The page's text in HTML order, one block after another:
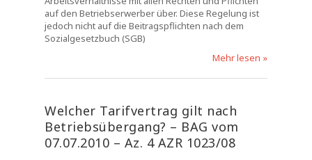
auf den Betriebserwerber über. Diese Regelung ist
jedoch nicht auf die Beitragspflichten nach dem
Sozialgesetzbuch (SGB)
Mehr lesen »
Welcher Tarifvertrag gilt nach
Betriebsübergang? – BAG vom
07.07.2010 – Az. 4 AZR 1023/08